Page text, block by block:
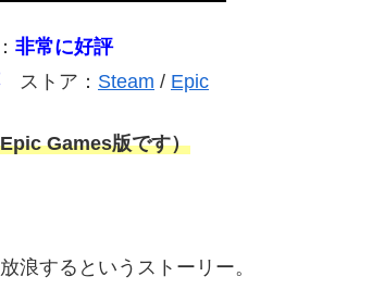
非常に好評
ストア： Steam / Epic
Games版です）
浪するというストーリー。